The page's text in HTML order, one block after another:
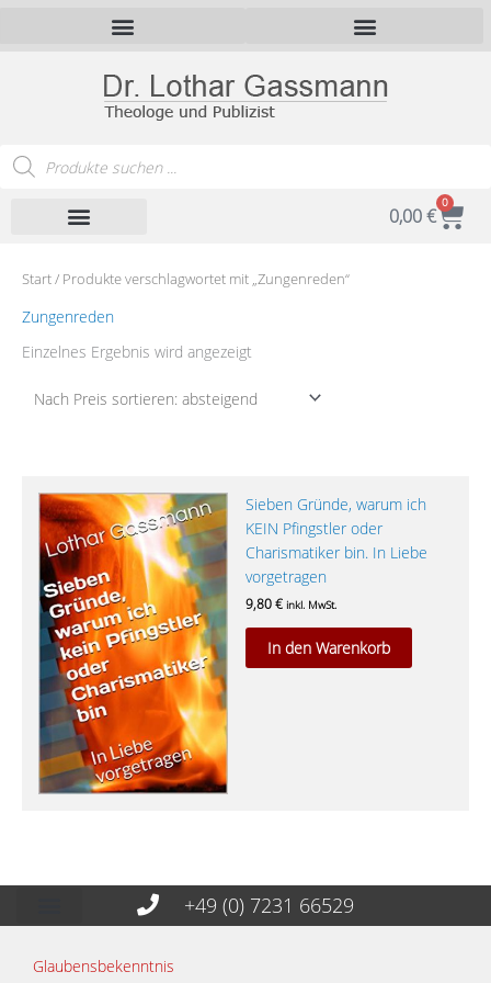
Products
search
0,00€
0
Start/ Produkte verschlagwortet mit „Zungenreden“
Zungenreden
Einzelnes Ergebnis wird angezeigt
Sieben Gründe, warum ich
KEIN Pfingstler oder
Charismatiker bin. In Liebe
vorgetragen
9,80€ inkl. MwSt.
In den Warenkorb
+49 (0) 7231 66529
Glaubensbekenntnis